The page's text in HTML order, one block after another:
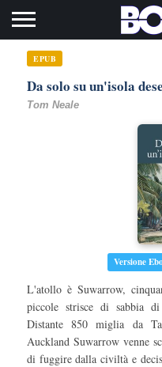
EPUB
Da solo su un'isola
Tom Neale
Versione
L'atollo è Suwarrow,
piccole strisce di sabbia
Distante 850 miglia da
Auckland Suwarrow venne
di fuggire dalla civiltà e